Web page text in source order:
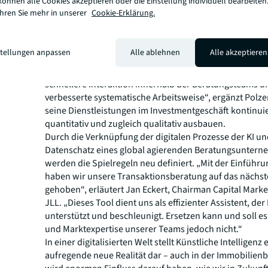
beide Seiten, die beratenden Unternehmen sowie
denen schnell die besten Optionen vorgeschlagen
endgültige Bewertung und Entscheidungsfindung
weiterhin beim Menschen. „Die Einführung von KI-
fördert auf Basis der Datenbanken gleichzeitig eine
schnellere Interaktion innerhalb der Beratungsteams
verbesserte systematische Arbeitsweise“, ergänzt
seine Dienstleistungen im Investmentgeschäft
quantitativ und zugleich qualitativ ausbauen.
Durch die Verknüpfung der digitalen Prozesse der KI
Datenschatz eines global agierenden
werden die Spielregeln neu definiert. „Mit der
haben wir unsere Transaktionsberatung auf das
gehoben“, erläutert Jan Eckert, Chairman Capital
JLL. „Dieses Tool dient uns als effizienter Assistent, der
unterstützt und beschleunigt. Ersetzen kann und soll
und Marktexpertise unserer Teams jedoch nicht.“
In einer digitalisierten Welt stellt Künstliche Intelligenz
aufregende neue Realität dar – auch in der
Sie mehr in unserer Cookie-Erklärung.
anpassen Alle ablehnen Alle akzeptieren